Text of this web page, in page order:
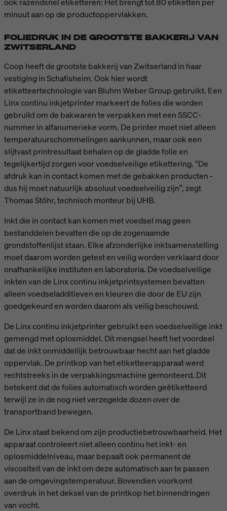
minuut aan op de productoppervlakken.
FOLIEDRUK IN DE GROOTSTE BAKKERIJ VAN
ZWITSERLAND
Coop heeft de grootste bakkerij van Zwitserland in haar
vestiging in Schafisheim. Ook hier wordt
etiketteertechnologie van Bluhm Weber Group gebruikt. Een
Linx continu inkjetprinter markeert de folies die worden
gebruikt om de bakwaren te verpakken met een SSCC-
nummer in alfanumerieke vorm. De printer moet niet alleen
temperatuurschommelingen aankunnen, maar ook een
slijtvast printresultaat behalen op de gladde folie en
tegelijkertijd zorgen voor voedselveilige etikettering. “De
afdruk kan in contact komen met de gebakken producten -
dus hij moet natuurlijk absoluut voedselveilig zijn”, zegt
Thomas Stöhr, technisch monteur bij UHB.
Inkt die in contact kan komen met voedsel mag geen
bestanddelen bevatten die op de zogenaamde
grondstoffenlijst staan. Elke afzonderlijke inktsamenstelling
moet daarom worden getest en veilig worden verklaard door
onafhankelijke instituten en laboratoria. De voedselveilige
inkten van de Linx continu inkjetprintsystemen bevatten
alleen voedseladditieven en kleuren die door de EU zijn
goedgekeurd en worden daarom als veilig beschouwd.
De Linx continu inkjetprinter gebruikt een voedselveilige inkt
gemengd met oplosmiddel. Dit mengsel heeft het voordeel
dat de inkt onmiddellijk betrouwbaar hecht aan het gladde
oppervlak. De printkop van het etiketteerapparaat werd
rechtstreeks in de verpakkingsmachine gemonteerd. Dit
betekent dat de folies automatisch worden geëtiketteerd
terwijl ze in de nog niet verzegelde dozen over de
transportband bewegen.
De Linx staat bekend om zijn productiebetrouwbaarheid. Het
apparaat controleert niet alleen continu het inkt- en
oplosmiddelniveau, maar bepaalt ook permanent de
viscositeit van de inkt om deze automatisch aan te passen
aan de omgevingstemperatuur. Bovendien voorkomt
overdruk in het deksel van de printkop het binnendringen
van vocht.